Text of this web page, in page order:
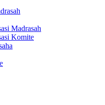
Madrasah
Komite